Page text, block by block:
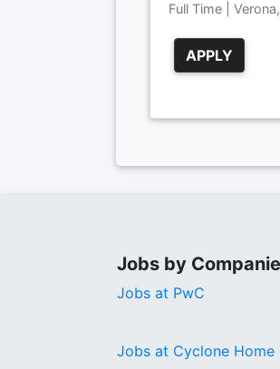
Full Time |
APPLY
Jobs by
Jobs at PwC
Jobs at Cyclone Home